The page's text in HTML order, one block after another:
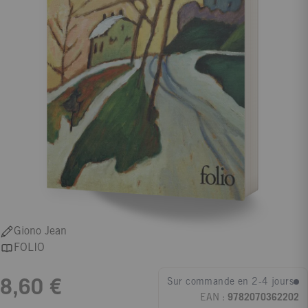
Giono Jean
FOLIO
8,60 €
Sur commande en 2-4 jours
EAN : 9782070362202